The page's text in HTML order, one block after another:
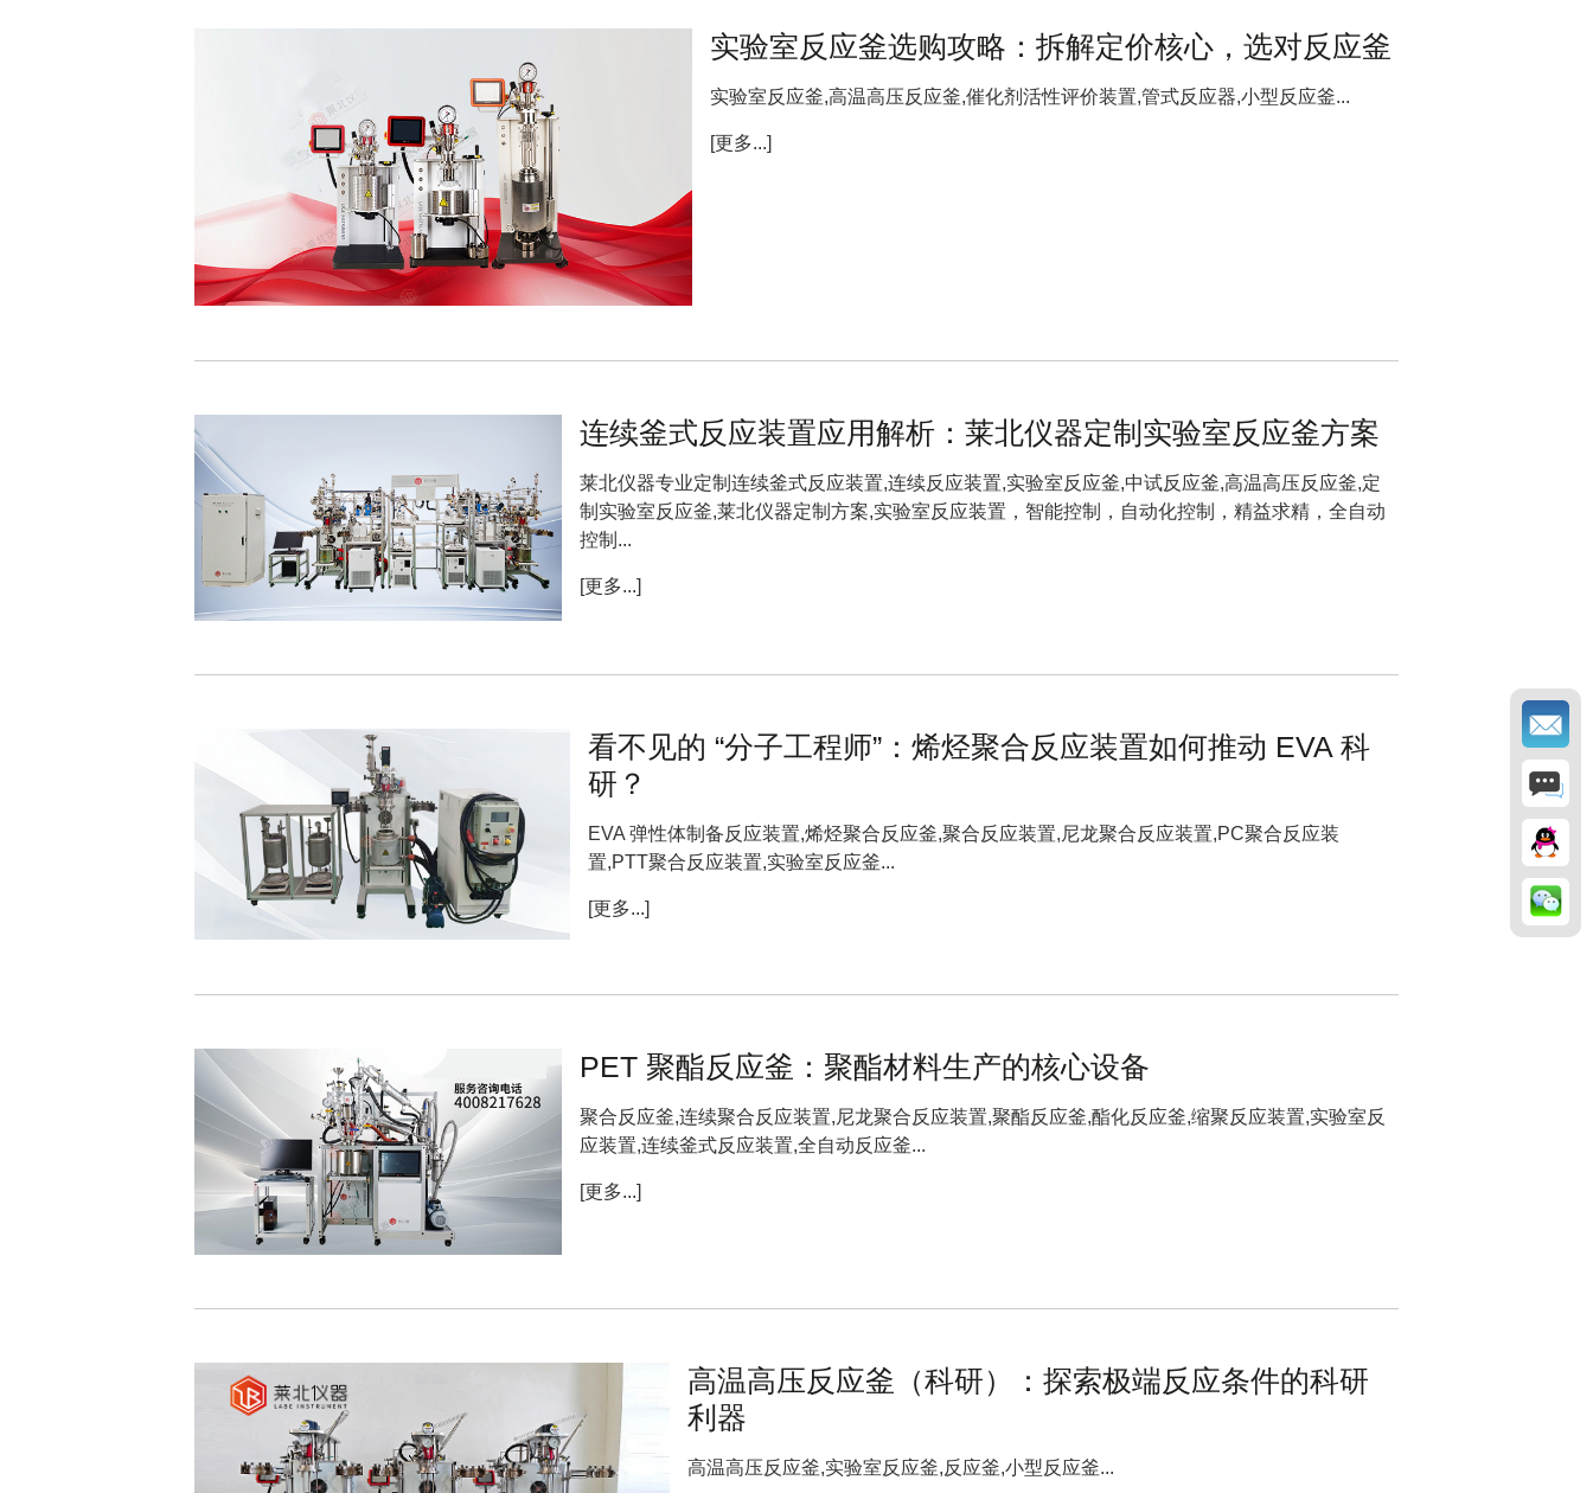
实验室反应釜选购攻略：拆解定价核心，选对反应釜
实验室反应釜,高温高压反应釜,催化剂活性评价装置,管式反应器,小型反应釜...
[更多...]
连续釜式反应装置应用解析：莱北仪器定制实验室反应釜方案
莱北仪器专业定制连续釜式反应装置,连续反应装置,实验室反应釜,中试反应釜,高温高压反应釜,定
制实验室反应釜,莱北仪器定制方案,实验室反应装置，智能控制，自动化控制，精益求精，全自动
控制...
[更多...]
看不见的 “分子工程师”：烯烃聚合反应装置如何推动 EVA 科
研？
EVA 弹性体制备反应装置,烯烃聚合反应釜,聚合反应装置,尼龙聚合反应装置,PC聚合反应装
置,PTT聚合反应装置,实验室反应釜...
[更多...]
PET 聚酯反应釜：聚酯材料生产的核心设备
聚合反应釜,连续聚合反应装置,尼龙聚合反应装置,聚酯反应釜,酯化反应釜,缩聚反应装置,实验室反
应装置,连续釜式反应装置,全自动反应釜...
[更多...]
高温高压反应釜（科研）：探索极端反应条件的科研
利器
高温高压反应釜,实验室反应釜,反应釜,小型反应釜...